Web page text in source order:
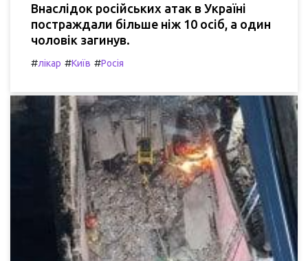
Внаслідок російських атак в Україні
постраждали більше ніж 10 осіб, а один
чоловік загинув.
#лікар #Київ #Росія